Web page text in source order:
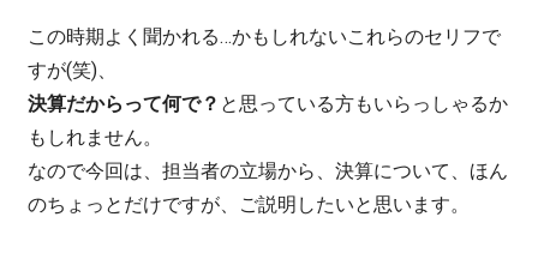
この時期よく聞かれる…かもしれないこれらのセリフで
すが(笑)、
決算だからって何で？ と思っている方もいらっしゃるか
もしれません。
なので今回は、担当者の立場から、決算について、ほん
のちょっとだけですが、ご説明したいと思います。